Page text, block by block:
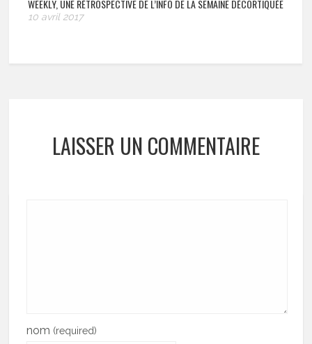
WEEKLY, UNE RÉTROSPECTIVE DE L’INFO DE LA SEMAINE DÉCORTIQUÉE
10 avril 2017
LAISSER UN COMMENTAIRE
nom (required)